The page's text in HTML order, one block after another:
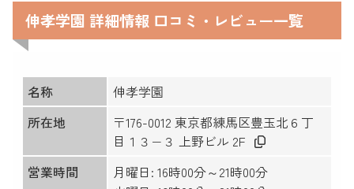
伸孝学園 詳細情報 口コミ・レビュー一覧
名称
伸孝学園
所在地
〒176-0012 東京都練馬区豊玉北６丁
目１３−３ 上野ビル 2F
営業時間
月曜日: 16時00分～21時00分